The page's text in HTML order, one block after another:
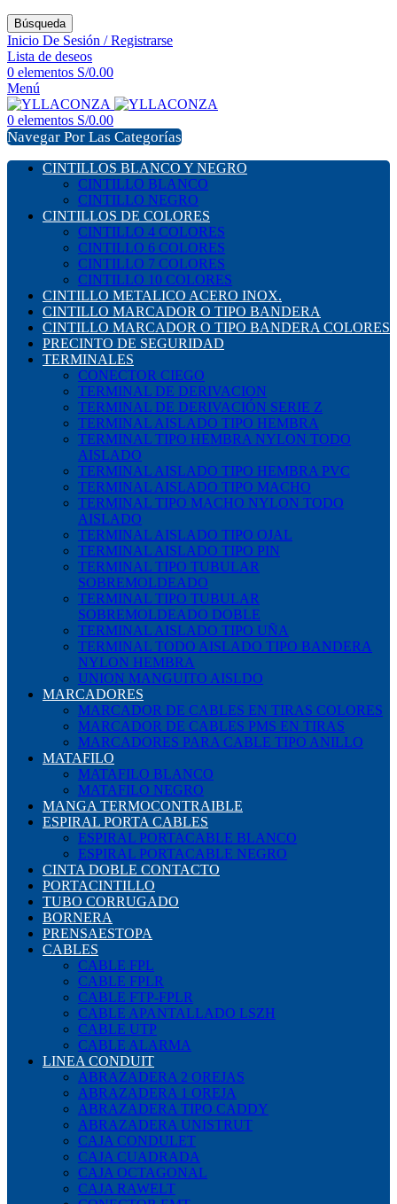
Búsqueda
Inicio De Sesión / Registrarse
Lista de deseos
0 elementos S/0.00
Menú
0 elementos S/0.00
Navegar Por Las Categorías
CINTILLOS BLANCO Y NEGRO
CINTILLO BLANCO
CINTILLO NEGRO
CINTILLOS DE COLORES
CINTILLO 4 COLORES
CINTILLO 6 COLORES
CINTILLO 7 COLORES
CINTILLO 10 COLORES
CINTILLO METALICO ACERO INOX.
CINTILLO MARCADOR O TIPO BANDERA
CINTILLO MARCADOR O TIPO BANDERA COLORES
PRECINTO DE SEGURIDAD
TERMINALES
CONECTOR CIEGO
TERMINAL DE DERIVACION
TERMINAL DE DERIVACIÓN SERIE Z
TERMINAL AISLADO TIPO HEMBRA
TERMINAL TIPO HEMBRA NYLON TODO
AISLADO
TERMINAL AISLADO TIPO HEMBRA PVC
TERMINAL AISLADO TIPO MACHO
TERMINAL TIPO MACHO NYLON TODO
AISLADO
TERMINAL AISLADO TIPO OJAL
TERMINAL AISLADO TIPO PIN
TERMINAL TIPO TUBULAR
SOBREMOLDEADO
TERMINAL TIPO TUBULAR
SOBREMOLDEADO DOBLE
TERMINAL AISLADO TIPO UÑA
TERMINAL TODO AISLADO TIPO BANDERA
NYLON HEMBRA
UNION MANGUITO AISLDO
MARCADORES
MARCADOR DE CABLES EN TIRAS COLORES
MARCADOR DE CABLES PMS EN TIRAS
MARCADORES PARA CABLE TIPO ANILLO
MATAFILO
MATAFILO BLANCO
MATAFILO NEGRO
MANGA TERMOCONTRAIBLE
ESPIRAL PORTA CABLES
ESPIRAL PORTACABLE BLANCO
ESPIRAL PORTACABLE NEGRO
CINTA DOBLE CONTACTO
PORTACINTILLO
TUBO CORRUGADO
BORNERA
PRENSAESTOPA
CABLES
CABLE FPL
CABLE FPLR
CABLE FTP-FPLR
CABLE APANTALLADO LSZH
CABLE UTP
CABLE ALARMA
LINEA CONDUIT
ABRAZADERA 2 OREJAS
ABRAZADERA 1 OREJA
ABRAZADERA TIPO CADDY
ABRAZADERA UNISTRUT
CAJA CONDULET
CAJA CUADRADA
CAJA OCTAGONAL
CAJA RAWELT